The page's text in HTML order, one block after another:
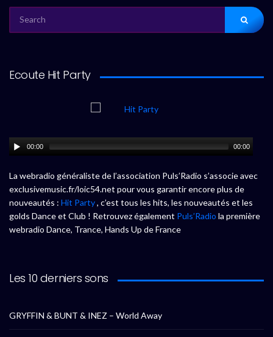
FOR:
Ecoute Hit Party
00:00 00:00
La webradio généraliste de l’association Puls’Radio s’associe avec
exclusivemusic.fr/loic54.net pour vous garantir encore plus de
nouveautés : Hit Party, c’est tous les hits, les nouveautés et les
golds Dance et Club ! Retrouvez également Puls’Radio la première
webradio Dance, Trance, Hands Up de France
Les 10 derniers sons
GRYFFIN & BUNT & INEZ – World Away